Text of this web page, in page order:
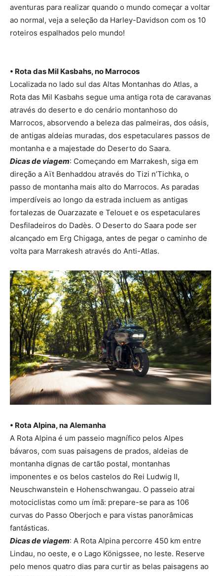
aventuras para realizar quando o mundo começar a voltar
ao normal, veja a seleção da Harley-Davidson com os 10
roteiros espalhados pelo mundo!
• Rota das Mil Kasbahs, no Marrocos
Localizada no lado sul das Altas Montanhas do Atlas, a
Rota das Mil Kasbahs segue uma antiga rota de caravanas
através do deserto e do cenário montanhoso do
Marrocos, absorvendo a beleza das palmeiras, dos oásis,
de antigas aldeias muradas, dos espetaculares passos de
montanha e a majestade do Deserto do Saara.
Dicas de viagem: Começando em Marrakesh, siga em
direção a Aït Benhaddou através do Tizi n’Tichka, o
passo de montanha mais alto do Marrocos. As paradas
imperdíveis ao longo da estrada incluem as antigas
fortalezas de Ouarzazate e Telouet e os espetaculares
Desfiladeiros do Dadès. O Deserto do Saara pode ser
alcançado em Erg Chigaga, antes de pegar o caminho de
volta para Marrakesh através do Anti-Atlas.
• Rota Alpina, na Alemanha
A Rota Alpina é um passeio magnífico pelos Alpes
bávaros, com suas paisagens de prados, aldeias de
montanha dignas de cartão postal, montanhas
imponentes e os belos castelos do Rei Ludwig II,
Neuschwanstein e Hohenschwangau. O passeio atrai
motociclistas como um ímã: prepare-se para as 106
curvas do Passo Oberjoch e para vistas panorâmicas
fantásticas.
Dicas de viagem: A Rota Alpina percorre 450 km entre
Lindau, no oeste, e o Lago Königssee, no leste. Reserve
pelo menos quatro dias para curtir as belas paisagens ao